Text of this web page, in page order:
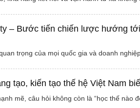
– Bước tiến chiến lược hướng
trọng của mọi quốc gia và doanh
tạo, kiến tạo thế hệ Việt Nam
mẽ, câu hỏi không còn là “học thế nào